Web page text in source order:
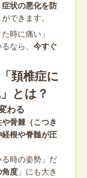
症状の悪化を防
できます。
時に痛い」
なら、 今すぐ
頚椎症に
とは？
わる
骨棘（こつき
根や脊髄が圧
時の姿勢」だ
角度」にも大き